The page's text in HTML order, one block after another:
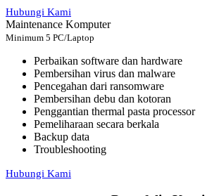
Hubungi Kami
Maintenance Komputer
Minimum 5 PC/Laptop
Perbaikan software dan hardware
Pembersihan virus dan malware
Pencegahan dari ransomware
Pembersihan debu dan kotoran
Penggantian thermal pasta processor
Pemeliharaan secara berkala
Backup data
Troubleshooting
Hubungi Kami